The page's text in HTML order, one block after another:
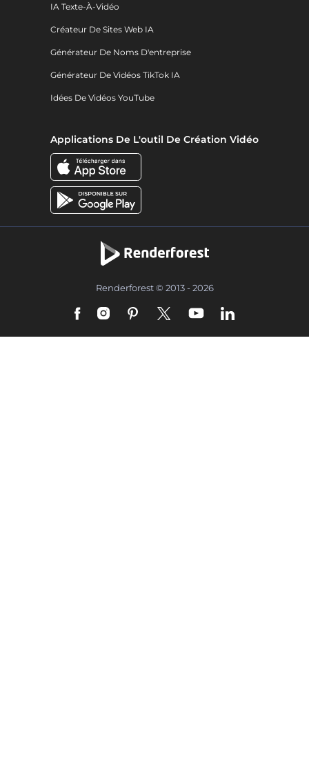
IA Texte-À-Vidéo
Créateur De Sites Web IA
Générateur De Noms D'entreprise
Générateur De Vidéos TikTok IA
Idées De Vidéos YouTube
Applications De L'outil De Création Vidéo
Renderforest © 2013 - 2026